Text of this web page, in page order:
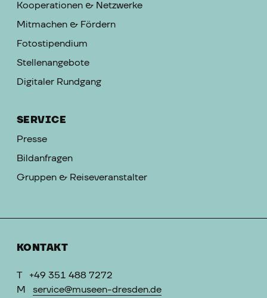
Kooperationen & Netzwerke
Mitmachen & Fördern
Fotostipendium
Stellenangebote
Digitaler Rundgang
SERVICE
Presse
Bildanfragen
Gruppen & Reiseveranstalter
KONTAKT
T
+49 351 488 7272
M
service@museen-dresden.de